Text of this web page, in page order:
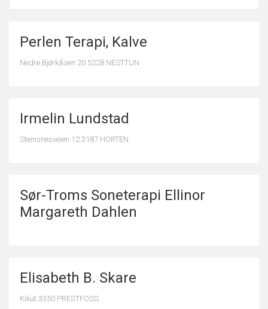
Perlen Terapi, Kalve
Nedre Bjørkåsen 20 5228 NESTTUN
Irmelin Lundstad
Steinsnesveien 12 3187 HORTEN
Sør-Troms Soneterapi Ellinor
Margareth Dahlen
Elisabeth B. Skare
Kikut 3350 PRESTFOSS